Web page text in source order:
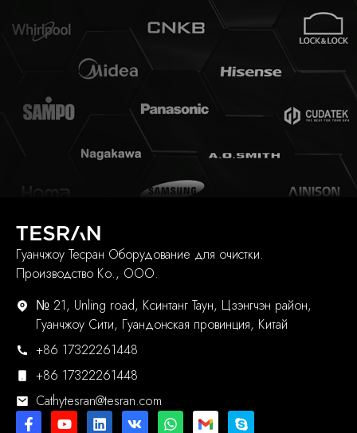
Гуанчжоу Тесран Оборудование для очистки.
Производство Ко., ООО.
№ 21, Unling road, Ксинтанг Таун, Цзэнгчэн район,
Гуанчжоу Сити, Гуандонская провинция, Китай
+86 17322261448
+86 17322261448
Cathytesran@tesran.com